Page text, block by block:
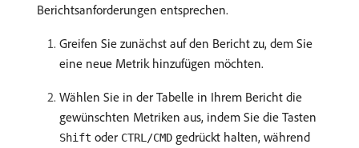
Berichtsanforderungen entsprechen.
Greifen Sie zunächst auf den Bericht zu, dem Sie
eine neue Metrik hinzufügen möchten.
Wählen Sie in der Tabelle in Ihrem Bericht die
gewünschten Metriken aus, indem Sie die Tasten
Shift oder CTRL/CMD gedrückt halten, während